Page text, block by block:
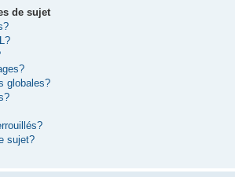
de sujet
globales?
sujet?